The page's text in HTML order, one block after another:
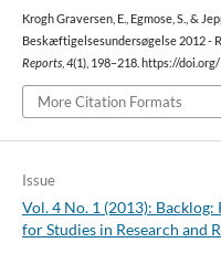
Krogh Graversen, E., Egmose, S., &
Beskæftigelsesundersøgelse 2012 -
Reports, 4(1), 198–218. https://
More Citation Formats
Issue
Vol. 4 No. 1 (2013):
for Studies in Research and